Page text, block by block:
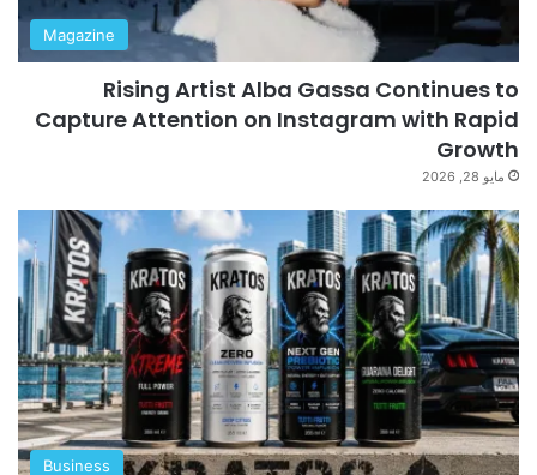
Magazine
Rising Artist Alba Gassa Continues to
Capture Attention on Instagram with Rapid
Growth
مايو 28, 2026
Business